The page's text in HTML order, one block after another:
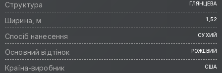
Структура ГЛЯНЦЕВА
Ширина, м 1,52
Спосіб нанесення СУХИЙ
Основний відтінок РОЖЕВИЙ
Країна-виробник США